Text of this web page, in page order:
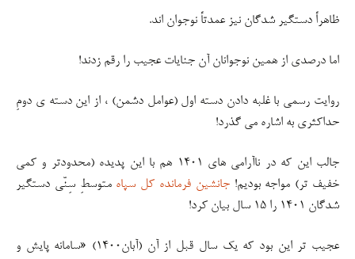
ظاهراً دستگیر شدگان نیز عمدتاً نوجوان اند.
اما درصدی از همین نوجوانان آن جنایات عجیب را رقم زدند!
روایت رسمی با غلبه دادن دسته اول (عوامل دشمن) ، از این دسته ی دومِ
حداکثری به اشاره می گذرد!
جالب این که در ناآرامی های ۱۴۰۱ هم با این پدیده (محدودتر و کمی
خفیف تر) مواجه بودیم!جانشین فرمانده کل سپاه متوسطِ سِنّی دستگیر
شدگان ۱۴۰۱ را ۱۵ سال بیان کرد!
عجیب تر این بود که یک سال قبل از آن (آبان۱۴۰۰) «سامانه پایش و